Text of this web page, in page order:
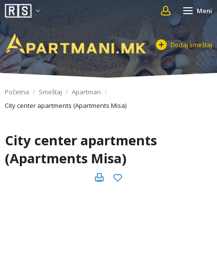
Meni
Dodaj smeštaj
Početna Smeštaj
Apartman
City center apartments (Apartments Misa)
City center apartments
(Apartments Misa)